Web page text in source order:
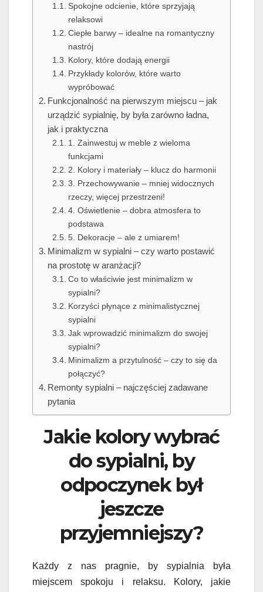
Spokojne odcienie, które sprzyjają
relaksowi
Ciepłe barwy – idealne na romantyczny
nastrój
Kolory, które dodają energii
Przykłady kolorów, które warto
wypróbować
Funkcjonalność na pierwszym miejscu – jak
urządzić sypialnię, by była zarówno ładna,
jak i praktyczna
1. Zainwestuj w meble z wieloma
funkcjami
2. Kolory i materiały – klucz do harmonii
3. Przechowywanie – mniej widocznych
rzeczy, więcej przestrzeni!
4. Oświetlenie – dobra atmosfera to
podstawa
5. Dekoracje – ale z umiarem!
Minimalizm w sypialni – czy warto postawić
na prostotę w aranżacji?
Co to właściwie jest minimalizm w
sypialni?
Korzyści płynące z minimalistycznej
sypialni
Jak wprowadzić minimalizm do swojej
sypialni?
Minimalizm a przytulność – czy to się da
połączyć?
Remonty sypialni – najczęściej zadawane
pytania
Jakie kolory wybrać
do sypialni, by
odpoczynek był
jeszcze
przyjemniejszy?
Każdy z nas pragnie, by sypialnia była
miejscem spokoju i relaksu. Kolory, jakie